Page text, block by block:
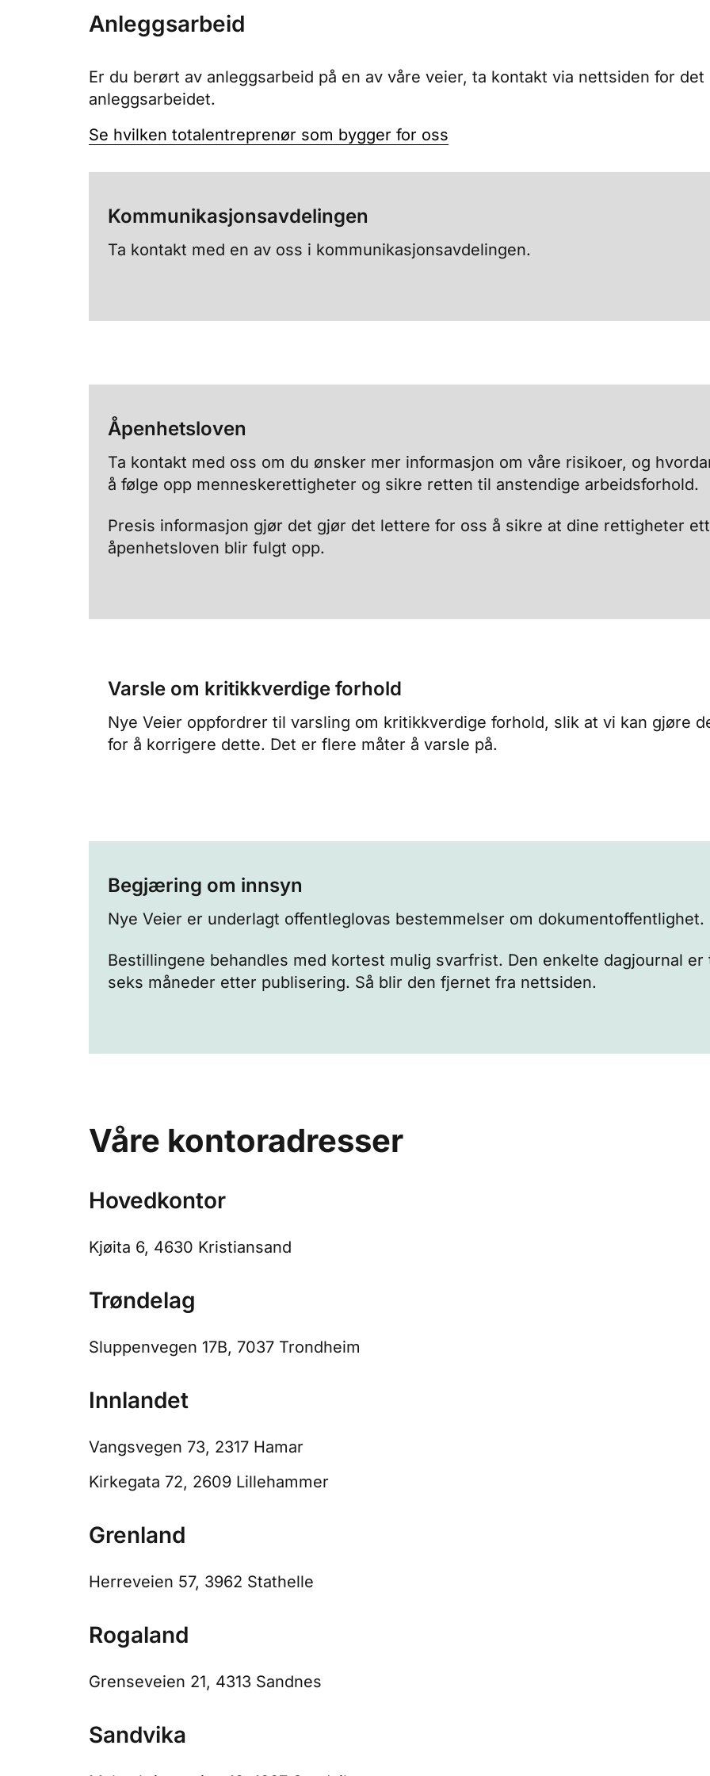
Anleggsarbeid
Er du berørt av anleggsarbeid på en av våre veier, ta kontakt via nettsiden for det
anleggsarbeidet.
Se hvilken totalentreprenør som bygger for oss
Kommunikasjonsavdelingen
Ta kontakt med en av oss i kommunikasjonsavdelingen.
Åpenhetsloven
Ta kontakt med oss om du ønsker mer informasjon om våre risikoer, og
å følge opp menneskerettigheter og sikre retten til anstendige arbeidsforhold.
Presis informasjon gjør det gjør det lettere for oss å sikre at dine rettigheter
åpenhetsloven blir fulgt opp.
Varsle om kritikkverdige forhold
Nye Veier oppfordrer til varsling om kritikkverdige forhold, slik at vi kan gjøre
for å korrigere dette. Det er flere måter å varsle på.
Begjæring om innsyn
Nye Veier er underlagt offentleglovas bestemmelser om dokumentoffentlighet.
Bestillingene behandles med kortest mulig svarfrist. Den enkelte dagjournal er
seks måneder etter publisering. Så blir den fjernet fra nettsiden.
Våre kontoradresser
Hovedkontor
Kjøita 6, 4630 Kristiansand
Trøndelag
Sluppenvegen 17B, 7037 Trondheim
Innlandet
Vangsvegen 73, 2317 Hamar
Kirkegata 72, 2609 Lillehammer
Grenland
Herreveien 57, 3962 Stathelle
Rogaland
Grenseveien 21, 4313 Sandnes
Sandvika